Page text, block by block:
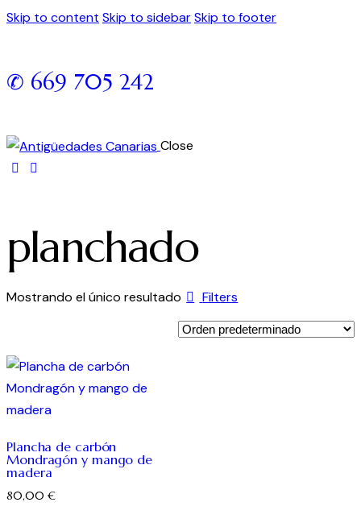
Skip to content Skip to sidebarSkip to footer
✆ 669 705 242
Close
planchado
Mostrando el único resultado Filters
Plancha de carbón
Mondragón y mango de
madera
80,00 €